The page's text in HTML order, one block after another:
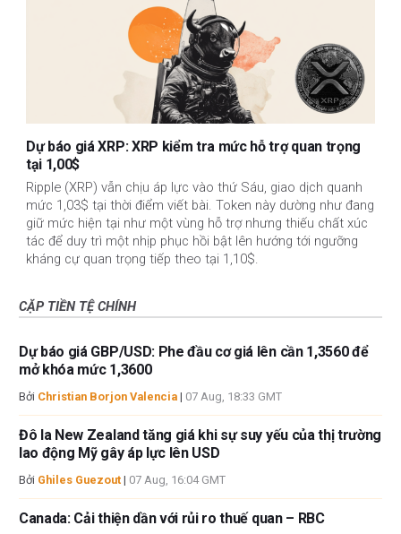
Dự báo giá XRP: XRP kiểm tra mức hỗ trợ quan trọng
tại 1,00$
Ripple (XRP) vẫn chịu áp lực vào thứ Sáu, giao dịch quanh
mức 1,03$ tại thời điểm viết bài. Token này dường như đang
giữ mức hiện tại như một vùng hỗ trợ nhưng thiếu chất xúc
tác để duy trì một nhịp phục hồi bật lên hướng tới ngưỡng
kháng cự quan trọng tiếp theo tại 1,10$.
CẶP TIỀN TỆ CHÍNH
Dự báo giá GBP/USD: Phe đầu cơ giá lên cần 1,3560 để
mở khóa mức 1,3600
Bởi Christian Borjon Valencia | 07 Aug, 18:33 GMT
Đô la New Zealand tăng giá khi sự suy yếu của thị trường
lao động Mỹ gây áp lực lên USD
Bởi Ghiles Guezout | 07 Aug, 16:04 GMT
Canada: Cải thiện dần với rủi ro thuế quan – RBC